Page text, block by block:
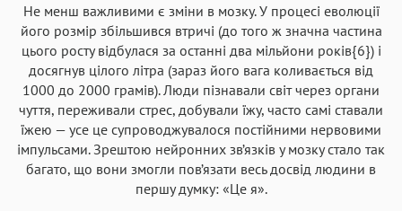
Не менш важливими є зміни в мозку. У процесі еволюції
його розмір збільшився втричі (до того ж значна частина
цього росту відбулася за останні два мільйони років{6}) і
досягнув цілого літра (зараз його вага коливається від
1000 до 2000 грамів). Люди пізнавали світ через органи
чуття, переживали стрес, добували їжу, часто самі ставали
їжею — усе це супроводжувалося постійними нервовими
імпульсами. Зрештою нейронних зв’язків у мозку стало так
багато, що вони змогли пов’язати весь досвід людини в
першу думку: «Це я».